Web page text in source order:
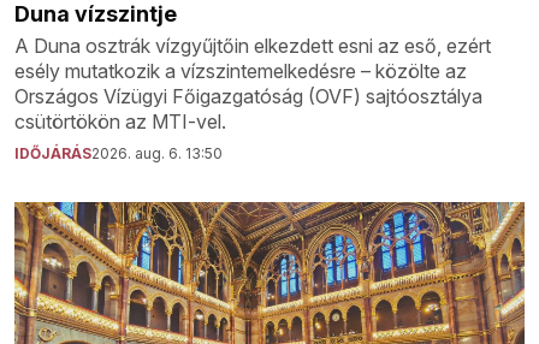
Duna vízszintje
A Duna osztrák vízgyűjtőin elkezdett esni az eső, ezért
esély mutatkozik a vízszintemelkedésre – közölte az
Országos Vízügyi Főigazgatóság (OVF) sajtóosztálya
csütörtökön az MTI-vel.
IDŐJÁRÁS2026. aug. 6. 13:50